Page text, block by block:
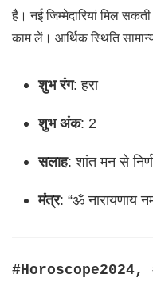
है। नई जिम्मेदारियां मिल
काम लें। आर्थिक स्थिति
शुभ रंग: हरा
शुभ अंक: 2
सलाह: शांत मन से
मंत्र: “ॐ नारायणाय